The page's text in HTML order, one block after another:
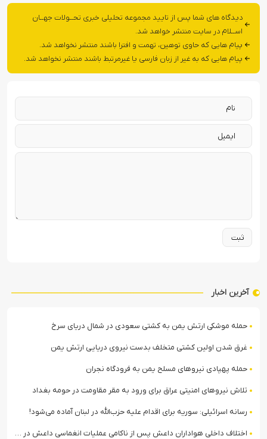
دیدگاه های شما پس از تایید مجموعه تحلیلی خبری تحــولات جهــان
اســلام در سایت منتشر خواهد شد.
پیام هایی که حاوی توهین، تهمت و افترا باشند منتشر نخواهد شد.
پیام هایی که به غیر از زبان فارسی یا غیرمرتبط باشند منتشر نخواهد شد.
آخرین اخبار
حمله موشکی ارتش یمن به کشتی سعودی در شمال دریای سرخ
غرق شدن اولین کشتی متخلف بدست نیروی دریایی ارتش یمن
حمله پهپادی نیروهای مسلح یمن به فرودگاه نجران
تلاش نیروهای امنیتی عراق برای ورود به مقر مقاومت در حومه بغداد
رسانه اسرائیلی: سوریه برای اقدام علیه حزب‌الله در لبنان آماده می‌شود!
اختلاف داخلی هواداران داعش پس از ناکامی عملیات انغماسی داعش در رقه